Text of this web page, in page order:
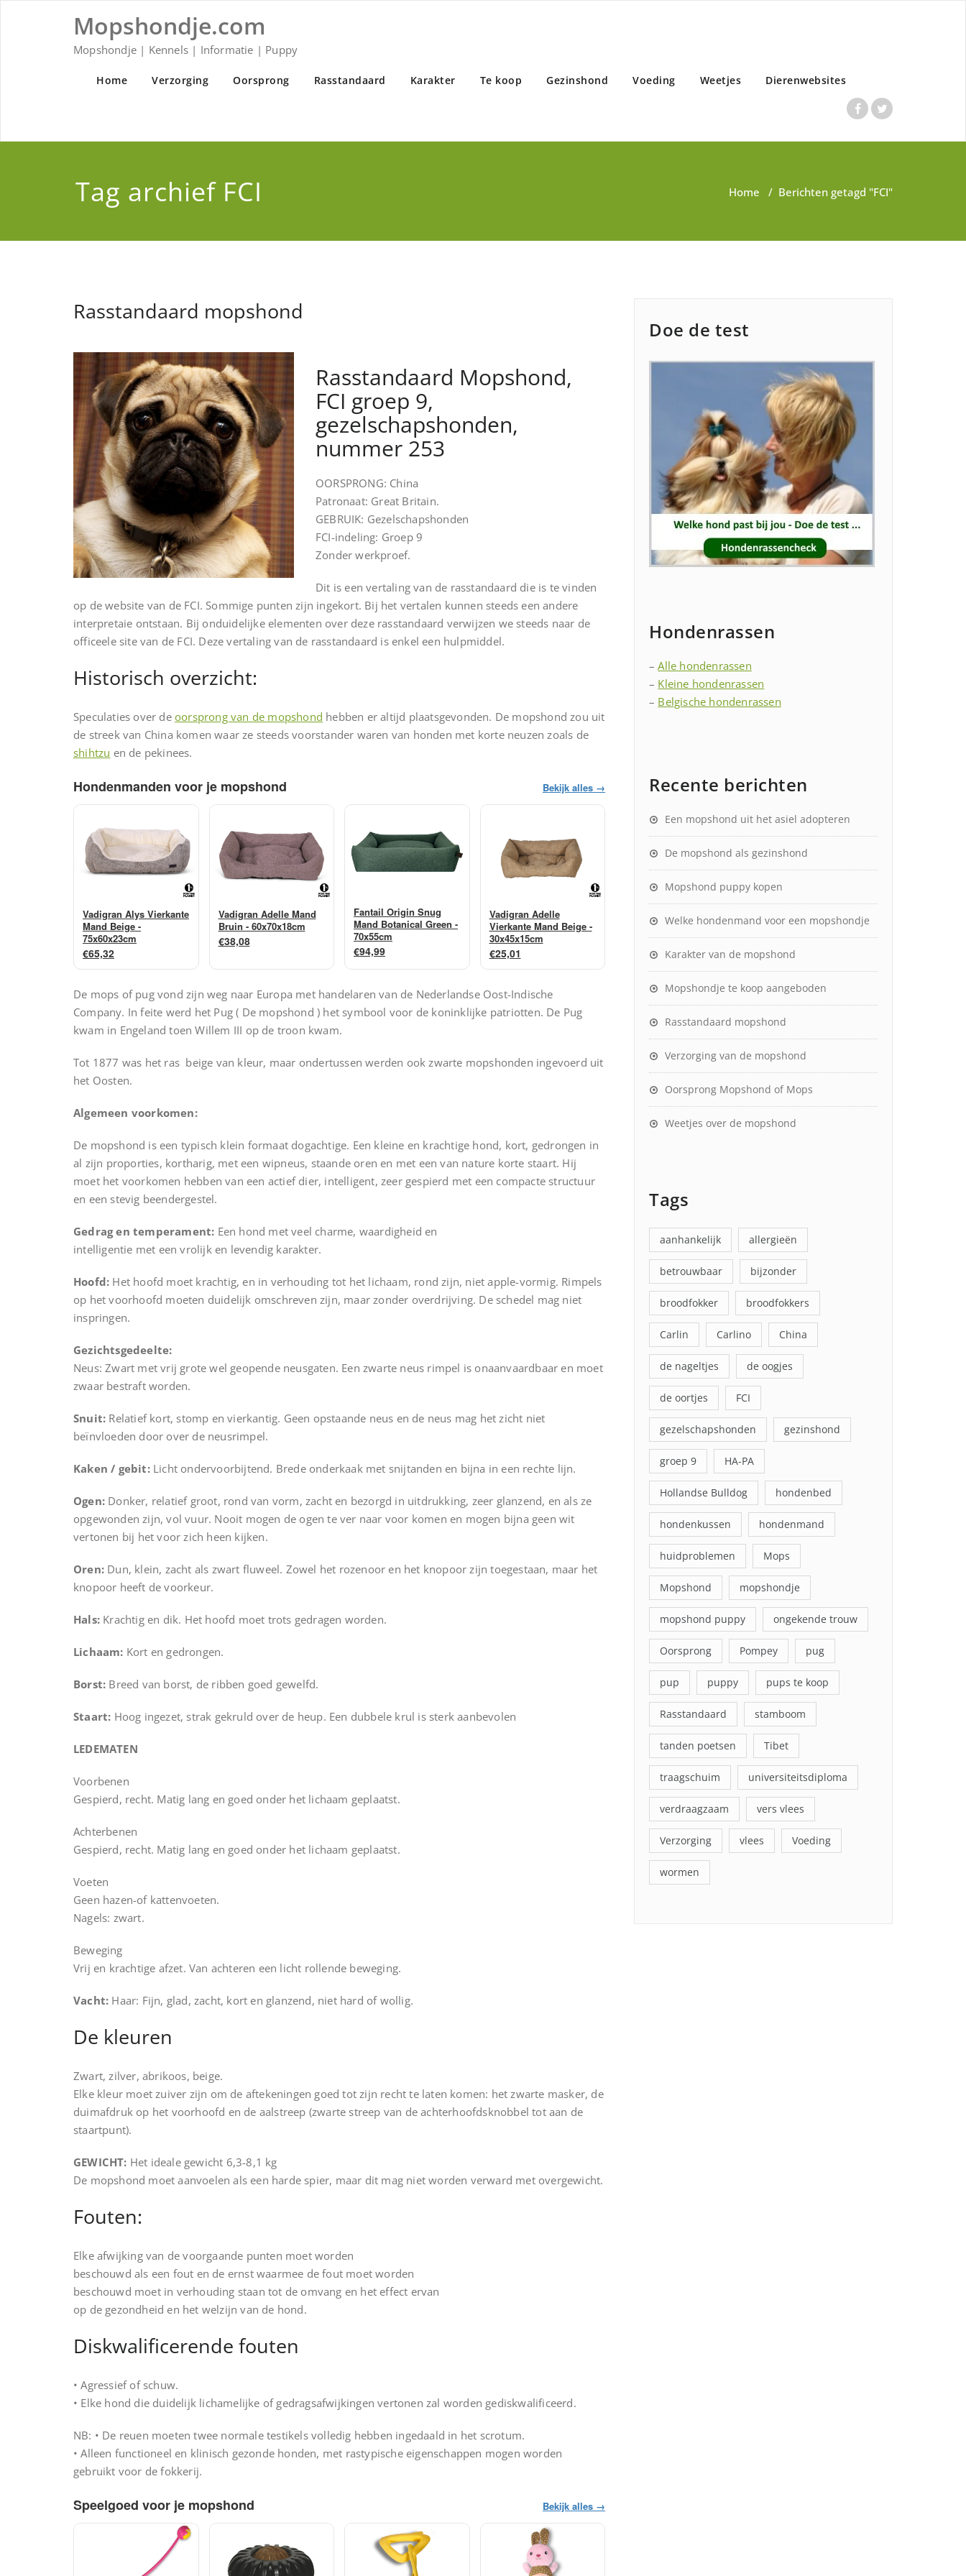
Mopshondje.com
Mopshondje | Kennels | Informatie | Puppy
Home Verzorging Oorsprong Rasstandaard Karakter Te koop Gezinshond Voeding Weetjes Dierenwebsites
Tag archief FCI Home / Berichten getagd "FCI"
Rasstandaard mopshond
Rasstandaard Mopshond,
FCI groep 9,
gezelschapshonden,
nummer 253
OORSPRONG: China
Patronaat: Great Britain.
GEBRUIK: Gezelschapshonden
FCI-indeling: Groep 9
Zonder werkproef.
Dit is een vertaling van de rasstandaard die is te vinden
op de website van de FCI. Sommige punten zijn ingekort. Bij het vertalen kunnen steeds een andere
interpretaie ontstaan. Bij onduidelijke elementen over deze rasstandaard verwijzen we steeds naar de
officeele site van de FCI. Deze vertaling van de rasstandaard is enkel een hulpmiddel.
Historisch overzicht:
Speculaties over de oorsprong van de mopshond hebben er altijd plaatsgevonden. De mopshond zou uit
de streek van China komen waar ze steeds voorstander waren van honden met korte neuzen zoals de
shihtzu en de pekinees.
Hondenmanden voor je mopshond Bekijk alles →
Vadigran Alys Vierkante
Mand Beige -
75x60x23cm
€65,32
Vadigran Adelle Mand
Bruin - 60x70x18cm
€38,08
Fantail Origin Snug
Mand Botanical Green -
70x55cm
€94,99
Vadigran Adelle
Vierkante Mand Beige -
30x45x15cm
€25,01
De mops of pug vond zijn weg naar Europa met handelaren van de Nederlandse Oost-Indische
Company. In feite werd het Pug ( De mopshond ) het symbool voor de koninklijke patriotten. De Pug
kwam in Engeland toen Willem III op de troon kwam.
Tot 1877 was het ras beige van kleur, maar ondertussen werden ook zwarte mopshonden ingevoerd uit
het Oosten.
Algemeen voorkomen:
De mopshond is een typisch klein formaat dogachtige. Een kleine en krachtige hond, kort, gedrongen in
al zijn proporties, kortharig, met een wipneus, staande oren en met een van nature korte staart. Hij
moet het voorkomen hebben van een actief dier, intelligent, zeer gespierd met een compacte structuur
en een stevig beendergestel.
Gedrag en temperament: Een hond met veel charme, waardigheid en
intelligentie met een vrolijk en levendig karakter.
Hoofd: Het hoofd moet krachtig, en in verhouding tot het lichaam, rond zijn, niet apple-vormig. Rimpels
op het voorhoofd moeten duidelijk omschreven zijn, maar zonder overdrijving. De schedel mag niet
inspringen.
Gezichtsgedeelte:
Neus: Zwart met vrij grote wel geopende neusgaten. Een zwarte neus rimpel is onaanvaardbaar en moet
zwaar bestraft worden.
Snuit: Relatief kort, stomp en vierkantig. Geen opstaande neus en de neus mag het zicht niet
beïnvloeden door over de neusrimpel.
Kaken / gebit:Licht ondervoorbijtend. Brede onderkaak met snijtanden en bijna in een rechte lijn.
Ogen: Donker, relatief groot, rond van vorm, zacht en bezorgd in uitdrukking, zeer glanzend, en als ze
opgewonden zijn, vol vuur. Nooit mogen de ogen te ver naar voor komen en mogen bijna geen wit
vertonen bij het voor zich heen kijken.
Oren: Dun, klein, zacht als zwart fluweel. Zowel het rozenoor en het knopoor zijn toegestaan, maar het
knopoor heeft de voorkeur.
Hals: Krachtig en dik. Het hoofd moet trots gedragen worden.
Lichaam: Kort en gedrongen.
Borst: Breed van borst, de ribben goed gewelfd.
Staart: Hoog ingezet, strak gekruld over de heup. Een dubbele krul is sterk aanbevolen
LEDEMATEN
Voorbenen
Gespierd, recht. Matig lang en goed onder het lichaam geplaatst.
Achterbenen
Gespierd, recht. Matig lang en goed onder het lichaam geplaatst.
Voeten
Geen hazen-of kattenvoeten.
Nagels: zwart.
Beweging
Vrij en krachtige afzet. Van achteren een licht rollende beweging.
Vacht: Haar: Fijn, glad, zacht, kort en glanzend, niet hard of wollig.
De kleuren
Zwart, zilver, abrikoos, beige.
Elke kleur moet zuiver zijn om de aftekeningen goed tot zijn recht te laten komen: het zwarte masker, de
duimafdruk op het voorhoofd en de aalstreep (zwarte streep van de achterhoofdsknobbel tot aan de
staartpunt).
GEWICHT: Het ideale gewicht 6,3-8,1 kg
De mopshond moet aanvoelen als een harde spier, maar dit mag niet worden verward met overgewicht.
Fouten:
Elke afwijking van de voorgaande punten moet worden
beschouwd als een fout en de ernst waarmee de fout moet worden
beschouwd moet in verhouding staan tot de omvang en het effect ervan
op de gezondheid en het welzijn van de hond.
Diskwalificerende fouten
• Agressief of schuw.
• Elke hond die duidelijk lichamelijke of gedragsafwijkingen vertonen zal worden gediskwalificeerd.
NB: • De reuen moeten twee normale testikels volledig hebben ingedaald in het scrotum.
• Alleen functioneel en klinisch gezonde honden, met rastypische eigenschappen mogen worden
gebruikt voor de fokkerij.
Speelgoed voor je mopshond Bekijk alles →
Doe de test
Hondenrassen
–Alle hondenrassen
– Kleine hondenrassen
– Belgische hondenrassen
Recente berichten
Een mopshond uit het asiel adopteren
De mopshond als gezinshond
Mopshond puppy kopen
Welke hondenmand voor een mopshondje
Karakter van de mopshond
Mopshondje te koop aangeboden
Rasstandaard mopshond
Verzorging van de mopshond
Oorsprong Mopshond of Mops
Weetjes over de mopshond
Tags
aanhankelijk allergieën
betrouwbaar bijzonder
broodfokker broodfokkers
Carlin Carlino China
de nageltjes de oogjes
de oortjes FCI
gezelschapshonden gezinshond
groep 9 HA-PA
Hollandse Bulldog hondenbed
hondenkussen hondenmand
huidproblemen Mops
Mopshond mopshondje
mopshond puppy ongekende trouw
Oorsprong Pompey pug
pup puppy pups te koop
Rasstandaard stamboom
tanden poetsen Tibet
traagschuim universiteitsdiploma
verdraagzaam vers vlees
Verzorging vlees Voeding
wormen